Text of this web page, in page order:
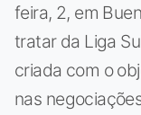
feira, 2, em
tratar da Liga
criada com o
nas